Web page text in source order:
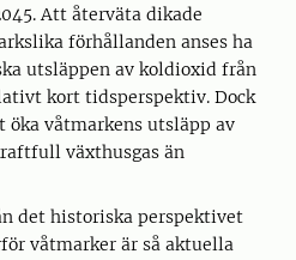
Att återväta dikade
förhållanden anses ha
utsläppen av koldioxid från
kort tidsperspektiv. Dock
våtmarkens utsläpp av
växthusgas än
det historiska perspektivet
våtmarker är så aktuella